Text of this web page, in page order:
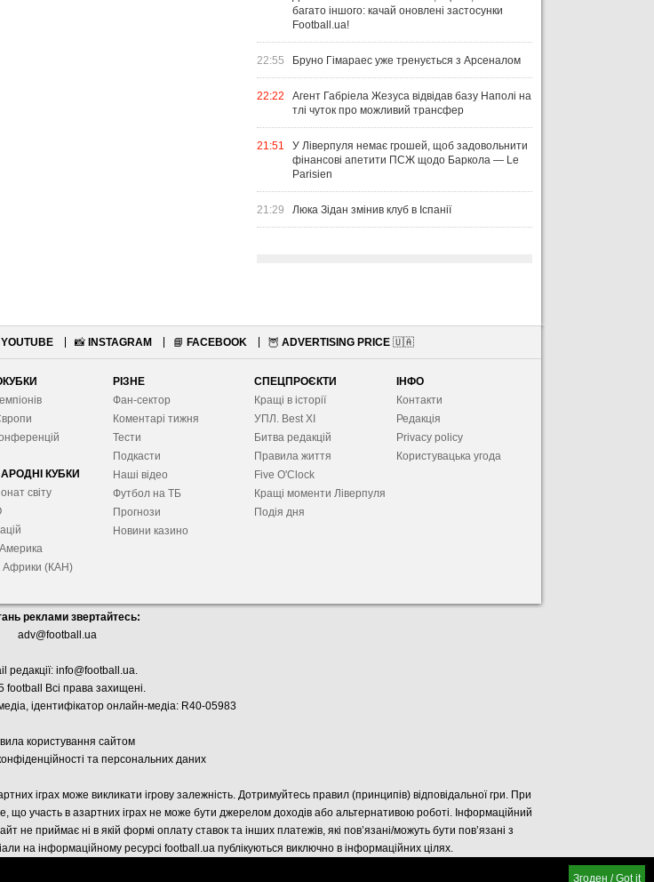
багато іншого: качай оновлені застосунки
Football.ua!
22:55 Бруно Гімараес уже тренується з Арсеналом
22:22
Агент Габріела Жезуса відвідав базу Наполі на
тлі чуток про можливий трансфер
21:51
У Ліверпуля немає грошей, щоб задовольнити
фінансові апетити ПСЖ щодо Баркола — Le
Parisien
21:29 Люка Зідан змінив клуб в Іспанії
YOUTUBE 📸 INSTAGRAM 📘 FACEBOOK 🦉 ADVERTISING PRICE 🇺🇦
и
КУБКИ
світу
Африки (КАН)
РІЗНЕ
Фан-сектор
Коментарі тижня
Тести
Подкасти
Наші відео
Футбол на ТБ
Прогнози
Новини казино
СПЕЦПРОЄКТИ
Кращі в історії
УПЛ. Best XІ
Битва редакцій
Правила життя
Five O'Clock
Кращі моменти Ліверпуля
Подія дня
ІНФО
Контакти
Редакція
Privacy policy
Користувацька угода
реклами звертайтесь:
adv@football.ua
редакції: info@football.ua.
football Всі права захищені.
ідентифікатор онлайн-медіа: R40-05983
користування сайтом
та персональних даних
іграх може викликати ігрову залежність. Дотримуйтесь правил (принципів) відповідальної гри. При
що участь в азартних іграх не може бути джерелом доходів або альтернативою роботі. Інформаційний
не приймає ні в якій формі оплату ставок та інших платежів, які пов’язані/можуть бути пов’язані з
на інформаційному ресурсі football.ua публікуються виключно в інформаційних цілях.
Згоден / Got it